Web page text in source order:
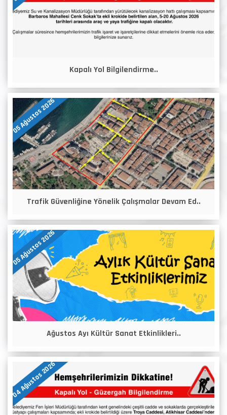
Kapalı Yol Bilgilendirme..
05 Ağustos 2026
Trafik Güvenliğine Yönelik Çalışmalar Devam Ed..
05 Ağustos 2026
Ağustos Ayı Kültür Sanat Etkinlikleri..
04 Ağustos 2026